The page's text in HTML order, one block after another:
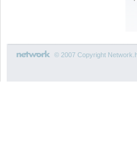
© 2007 Copyright